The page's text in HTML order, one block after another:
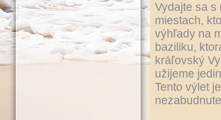
Vydajte sa s
miestach,
výhľady na
baziliku,
kráľovský
užijeme
Tento výlet